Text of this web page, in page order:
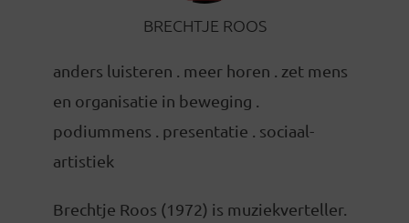
BRECHTJE ROOS
anders luisteren . meer horen . zet mens
en organisatie in beweging .
podiummens . presentatie . sociaal-
artistiek
Brechtje Roos (1972) is muziekverteller.